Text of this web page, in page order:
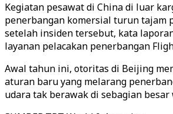
Kegiatan pesawat di China di luar
penerbangan komersial turun tajam
setelah insiden tersebut, kata
layanan pelacakan penerbangan
Awal tahun ini, otoritas di Beijing
aturan baru yang melarang
udara tak berawak di sebagian